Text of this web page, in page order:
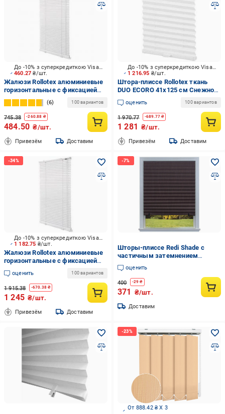
460.27₴/шт.
До -10% з суперкредиткою Visa Вигода
Жалюзи Rollotex алюминиевые
горизонтальные с фиксацией
53х140 см белый
6 100 вариантов
745.38 -260.88 ₴
484.50 ₴/шт.
Привезём Доставим
1 216.95 ₴/шт.
До -10% з суперкредиткою Visa Вигода
Штора-плиссе Rollotex ткань
DUO ECORO 41х125 см Снежно-
белый
оценить 100 вариантов
1 970.77 -689.77₴
1 281 ₴/шт.
Привезём Доставим
1 182.75 ₴/шт.
До -10% з суперкредиткою Visa Вигода
Жалюзи Rollotex алюминиевые
горизонтальные с фиксацией
70х170 см белые матовые
оценить 100 вариантов
1 915.38 -670.38 ₴
1 245 ₴/шт.
Привезём Доставим
Шторы-плиссе Redi Shade с
частичным затемнением
91x182 см Шоколадный
(2257825)
оценить
400 -29 ₴
371 ₴/шт.
Доставим
От 888.42 ₴ X 3